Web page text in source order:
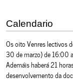
Calendario
Os oito Venres lectivos
30 de marzo) de 16:00
Ademáis haberá 21
desenvolvemento da